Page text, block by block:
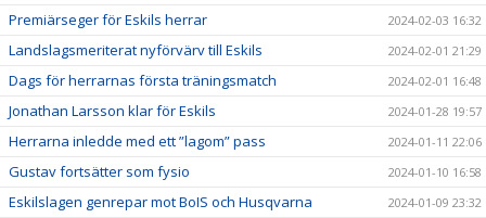
Premiärseger för Eskils herrar 2024-02-03 16:32
Landslagsmeriterat nyförvärv till Eskils 2024-02-01 21:29
Dags för herrarnas första träningsmatch 2024-02-01 16:48
Jonathan Larsson klar för Eskils 2024-01-28 19:57
Herrarna inledde med ett ”lagom” pass 2024-01-11 22:06
Gustav fortsätter som fysio 2024-01-10 16:58
Eskilslagen genrepar mot BoIS och Husqvarna 2024-01-09 23:32